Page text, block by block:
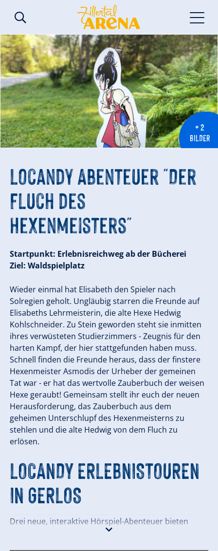
+ 2
BILDER
Locandy Abenteuer "Der
Fluch des
Hexenmeisters"
Startpunkt: Erlebnisreichweg ab der Bücherei
Ziel: Waldspielplatz
Wieder einmal hat Elisabeth den Spieler nach
Solregien geholt. Ungläubig starren die Freunde auf
Elisabeths Lehrmeisterin, die alte Hexe Hedwig
Kohlschneider. Zu Stein geworden steht sie inmitten
ihres verwüsteten Studierzimmers - Zeugnis für den
harten Kampf, der hier stattgefunden haben muss.
Schnell finden die Freunde heraus, dass der finstere
Hexenmeister Asmodis der Urheber der gemeinen
Tat war - er hat das wertvolle Zauberbuch der weisen
Hexe geraubt! Gemeinsam stellt ihr euch der neuen
Herausforderung, das Zauberbuch aus dem
geheimen Unterschlupf des Hexenmeisterns zu
stehlen und die alte Hedwig von dem Fluch zu
erlösen.
LOCANDY ERLEBNISTOUREN
IN GERLOS
Drei neue, interaktive Hörspiel-Abenteuer bieten
spannende Unterhaltung und knifflige Rätsel